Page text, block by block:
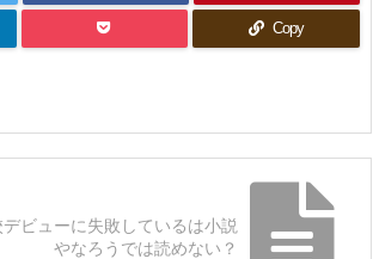
Copy
ビューに失敗しているは小説
やなろうでは読めない？